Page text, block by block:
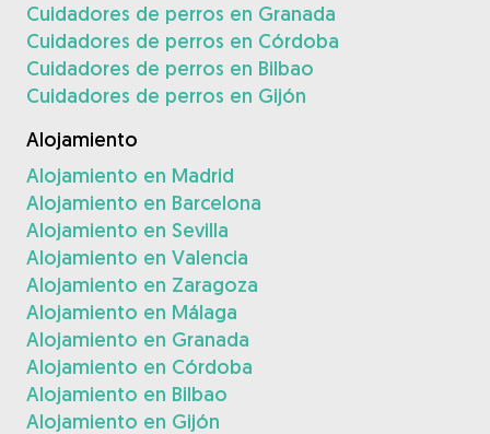
Cuidadores de perros en Granada
Cuidadores de perros en Córdoba
Cuidadores de perros en Bilbao
Cuidadores de perros en Gijón
Alojamiento
Alojamiento en Madrid
Alojamiento en Barcelona
Alojamiento en Sevilla
Alojamiento en Valencia
Alojamiento en Zaragoza
Alojamiento en Málaga
Alojamiento en Granada
Alojamiento en Córdoba
Alojamiento en Bilbao
Alojamiento en Gijón